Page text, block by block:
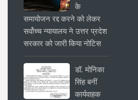
के
समायोजन रद्द करने को लेकर
सर्वोच्च न्यायालय ने उत्तर प्रदेश
सरकार को जारी किया नोटिस
डॉ. मोनिका
सिंह बनीं
कार्यवाहक